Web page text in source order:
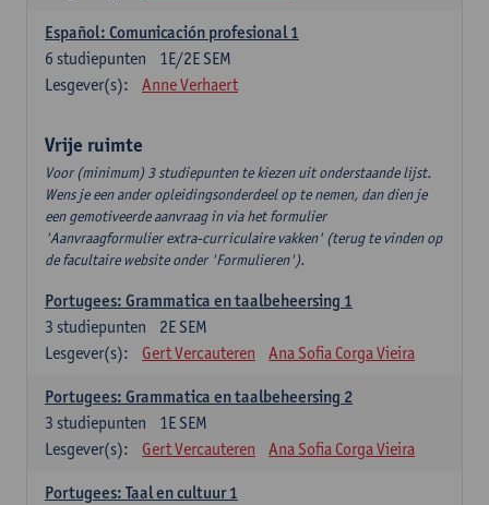
Español: Comunicación profesional 1
1E/2E SEM
6 studiepunten
Lesgever(s):
Anne Verhaert
Vrije ruimte
Voor (minimum) 3 studiepunten te kiezen uit onderstaande lijst.
Wens je een ander opleidingsonderdeel op te nemen, dan dien je
een gemotiveerde aanvraag in via het formulier
'Aanvraagformulier extra-curriculaire vakken' (terug te vinden op
de facultaire website onder 'Formulieren').
Portugees: Grammatica en taalbeheersing 1
2E SEM
3 studiepunten
Lesgever(s):
Gert Vercauteren Ana Sofia Corga Vieira
Portugees: Grammatica en taalbeheersing 2
1E SEM
3 studiepunten
Lesgever(s):
Gert Vercauteren Ana Sofia Corga Vieira
Portugees: Taal en cultuur 1